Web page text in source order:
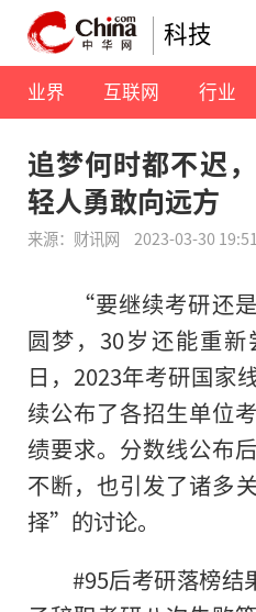
科技
业界 互联网 行业
追梦何时都不迟
轻人勇敢向远方
来源：财讯网 2023-03-30
“要继续考研还
圆梦，30岁还能重
日，2023年考研国家
续公布了各招生单位
绩要求。分数线公布
不断，也引发了诸
择”的讨论。
#95后考研落榜结